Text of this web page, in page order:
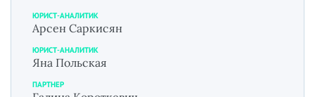
ЮРИСТ-АНАЛИТИК
Арсен Саркисян
ЮРИСТ-АНАЛИТИК
Яна Польская
ПАРТНЕР